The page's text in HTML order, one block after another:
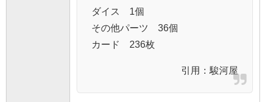
ダイス 1個
その他パーツ 36個
カード 236枚
引用： 駿河屋